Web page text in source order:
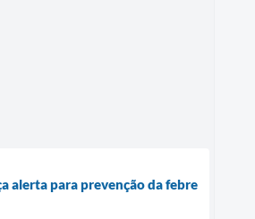
alerta para prevenção da febre